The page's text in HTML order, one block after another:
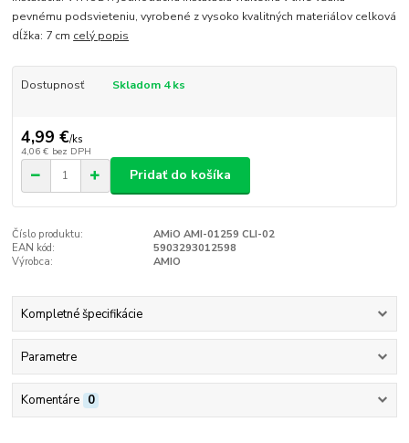
pevnému podsvieteniu, vyrobené z vysoko kvalitných materiálov celková
dĺžka: 7 cm celý popis
Dostupnosť Skladom 4 ks
4,99 €/ks
4,06 € bez DPH
Pridať do košíka
Číslo produktu:
AMiO AMI-01259 CLI-02
EAN kód:
5903293012598
Výrobca:
AMIO
Kompletné špecifikácie
Parametre
Komentáre 0